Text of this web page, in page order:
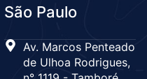
São Paulo
Av. Marcos Penteado
de Ulhoa Rodrigues,